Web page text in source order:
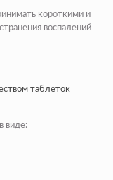
короткими и
воспалений
таблеток
виде: